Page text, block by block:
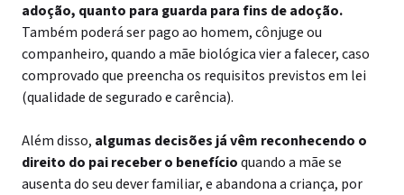
adoção, quanto para guarda para fins de adoção.
Também poderá ser pago ao homem, cônjuge ou
companheiro, quando a mãe biológica vier a falecer, caso
comprovado que preencha os requisitos previstos em lei
(qualidade de segurado e carência).
Além disso, algumas decisões já vêm reconhecendo o
direito do pai receber o benefícioquando a mãe se
ausenta do seu dever familiar, e abandona a criança, por